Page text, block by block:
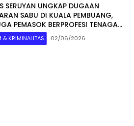
SERUYAN UNGKAP DUGAAN
SABU DI KUALA PEMBUANG,
PEMASOK BERPROFESI TENAGA
& KRIMINALITAS 02/06/2026